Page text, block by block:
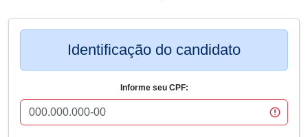
Identificação do candidato
Informe seu CPF: